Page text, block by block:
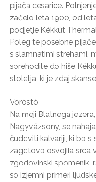
pijača cesarice.
začelo leta 1900, od
podjetje Kékkút
Poleg te posebne
s slamnatimi strehami,
sprehodite do hiše
stoletja, ki je zdaj
Vöröstó
Na meji Blatnega
Nagyvázsony, se
čudoviti kalvariji, ki bo
zagotovo osvojila srca
zgodovinski spomenik,
so izjemni primeri